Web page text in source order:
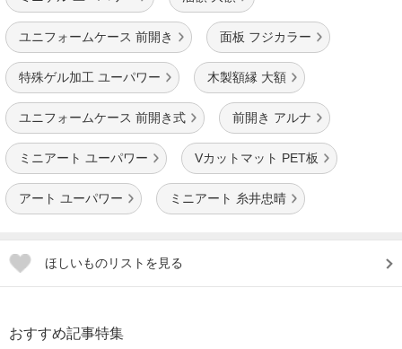
ユニフォームケース 前開き 面板 フジカラー
特殊ゲル加工 ユーパワー 木製額縁 大額
ユニフォームケース 前開き式 前開き アルナ
ミニアート ユーパワー Vカットマット PET板
アート ユーパワー ミニアート 糸井忠晴
ほしいものリストを見る
おすすめ記事特集